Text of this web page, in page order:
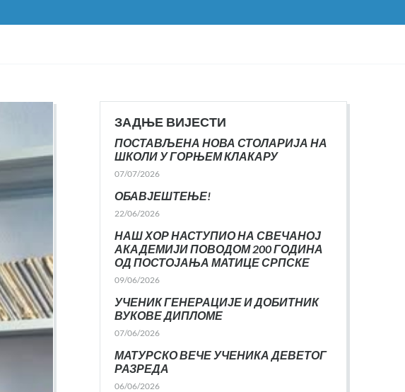
ЗАДЊЕ ВИЈЕСТИ
ПОСТАВЉЕНА НОВА СТОЛАРИЈА НА
ШКОЛИ У ГОРЊЕМ КЛАКАРУ
07/07/2026
ОБАВЈЕШТЕЊЕ!
22/06/2026
НАШ ХОР НАСТУПИО НА СВЕЧАНОЈ
АКАДЕМИЈИ ПОВОДОМ 200 ГОДИНА
ОД ПОСТОЈАЊА МАТИЦЕ СРПСКЕ
09/06/2026
УЧЕНИК ГЕНЕРАЦИЈЕ И ДОБИТНИК
ВУКОВЕ ДИПЛОМЕ
07/06/2026
МАТУРСКО ВЕЧЕ УЧЕНИКА ДЕВЕТОГ
РАЗРЕДА
06/06/2026